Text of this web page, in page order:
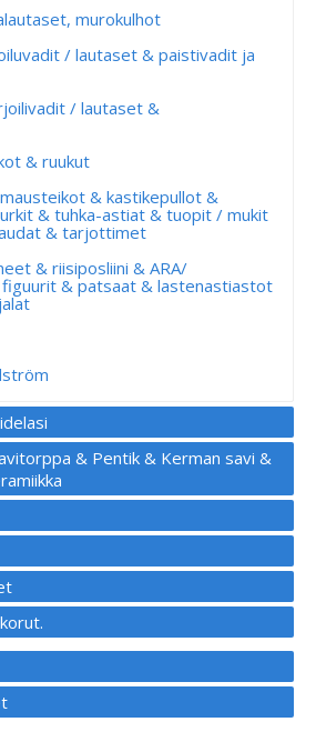
murokulhot
/ lautaset & paistivadit ja
/ lautaset &
& ruukut
& kastikepullot &
& tuhka-astiat & tuopit / mukit
& tarjottimet
& riisiposliini & ARA/
figuurit & patsaat & lastenastiastot
& Pentik & Kerman savi &